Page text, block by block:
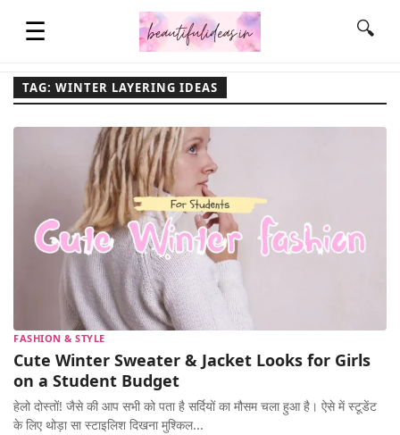
☰
LIFESTYLE
FASHION & STYLE
CONTACT NAME IDEAS
MORE
🔍
TAG: WINTER LAYERING IDEAS
FASHION & STYLE
Cute Winter Sweater & Jacket Looks for Girls
on a Student Budget
हेलो दोस्तों! जैसे की आप सभी को पता है सर्दियों का मौसम चला हुआ है। ऐसे में स्टूडेंट
के लिए थोड़ा सा स्टाइलिश दिखना मुश्किल...